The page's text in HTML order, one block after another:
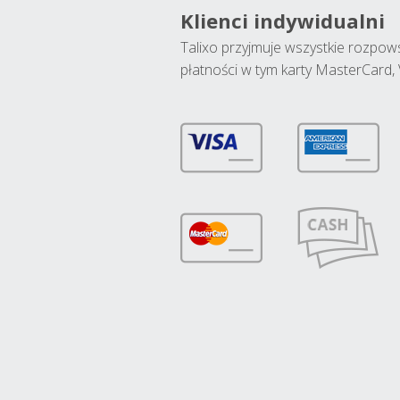
Klienci indywidualni
Talixo przyjmuje wszystkie
płatności w tym karty